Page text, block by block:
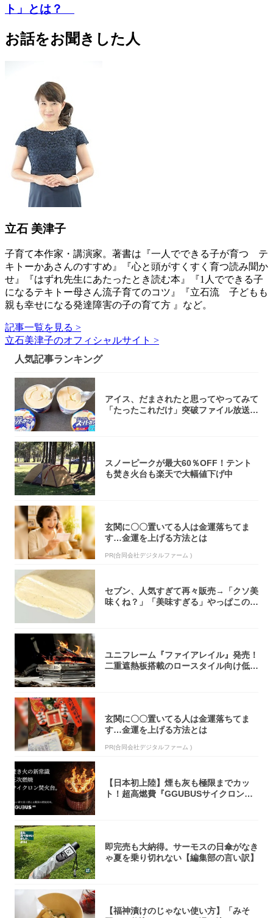
ト」とは？
お話をお聞きした人
立石 美津子
子育て本作家・講演家。著書は『一人でできる子が育つ テ
キトーかあさんのすすめ』『心と頭がすくすく育つ読み聞か
せ』『はずれ先生にあたったとき読む本』『1人でできる子
になるテキトー母さん流子育てのコツ』『立石流 子どもも
親も幸せになる発達障害の子の育て方 』など。
記事一覧を見る >
立石美津子のオフィシャルサイト >
人気記事ランキング
アイス、だまされたと思ってやってみて
「たったこれだけ」突破ファイル放送で
スノーピークが最大60％OFF！テント
も焚き火台も楽天で大幅値下げ中
玄関に〇〇置いてる人は金運落ちてま
す…金運を上げる方法とは
PR(合同会社デジタルファーム )
セブン、人気すぎて再々販売→「クソ美
味くね？」「美味すぎる」やっぱこのク
ユニフレーム『ファイアレイル』発売！
二重遮熱板搭載のロースタイル向け低型
玄関に〇〇置いてる人は金運落ちてま
す…金運を上げる方法とは
PR(合同会社デジタルファーム )
【日本初上陸】煙も灰も極限までカッ
ト！超高燃費『GGUBUSサイクロン焚
即完売も大納得。サーモスの日傘がなき
ゃ夏を乗り切れない【編集部の言い訳】
【福神漬けのじゃない使い方】「みそ